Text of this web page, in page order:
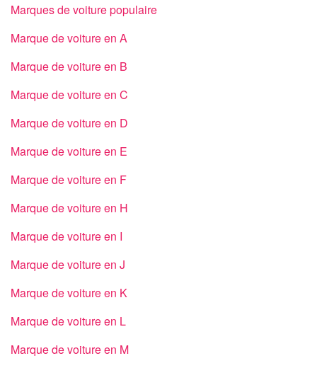
Marques de voiture populaire
Marque de voiture en A
Marque de voiture en B
Marque de voiture en C
Marque de voiture en D
Marque de voiture en E
Marque de voiture en F
Marque de voiture en H
Marque de voiture en I
Marque de voiture en J
Marque de voiture en K
Marque de voiture en L
Marque de voiture en M